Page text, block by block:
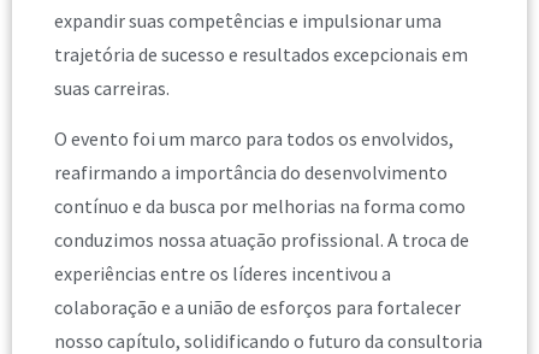
expandir suas competências e impulsionar uma
trajetória de sucesso e resultados excepcionais em
suas carreiras.
O evento foi um marco para todos os envolvidos,
reafirmando a importância do desenvolvimento
contínuo e da busca por melhorias na forma como
conduzimos nossa atuação profissional. A troca de
experiências entre os líderes incentivou a
colaboração e a união de esforços para fortalecer
nosso capítulo, solidificando o futuro da consultoria